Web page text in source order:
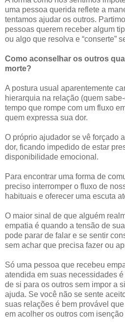
uma pessoa querida reflete a
tentamos ajudar os outros.
pessoas querem receber algum
ou algo que resolva e “conserte”
Como aconselhar os outros
morte?
A postura usual aparentemente
hierarquia na relação (quem
tempo que rompe com um fluxo
quem expressa sua dor.
O próprio ajudador se vê forçado
dor, ficando impedido de estar
disponibilidade emocional.
Para encontrar uma forma de
preciso interromper o fluxo de
habituais e oferecer uma escuta
O maior sinal de que alguém
empatia é quando a tensão de
pode parar de falar e se sentir
sem achar que precisa fazer ou
Só uma pessoa que recebeu
atendida em suas necessidades
de si para os outros sem impor a
ajuda. Se você não se sente
suas relações é bem provável
em acolher os outros com